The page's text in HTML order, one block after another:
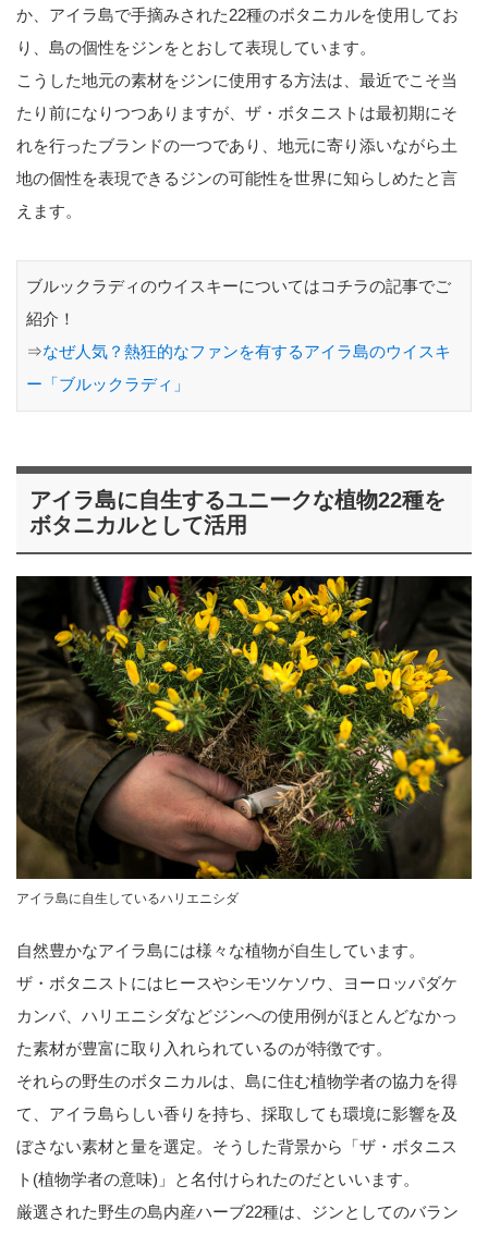
か、アイラ島で手摘みされた22種のボタニカルを使用してお
り、島の個性をジンをとおして表現しています。
こうした地元の素材をジンに使用する方法は、最近でこそ当
たり前になりつつありますが、ザ・ボタニストは最初期にそ
れを行ったブランドの一つであり、地元に寄り添いながら土
地の個性を表現できるジンの可能性を世界に知らしめたと言
えます。
ブルックラディのウイスキーについてはコチラの記事でご
紹介！
⇒なぜ人気？熱狂的なファンを有するアイラ島のウイスキ
ー「ブルックラディ」
アイラ島に自生するユニークな植物22種を
ボタニカルとして活用
アイラ島に自生しているハリエニシダ
自然豊かなアイラ島には様々な植物が自生しています。
ザ・ボタニストにはヒースやシモツケソウ、ヨーロッパダケ
カンバ、ハリエニシダなどジンへの使用例がほとんどなかっ
た素材が豊富に取り入れられているのが特徴です。
それらの野生のボタニカルは、島に住む植物学者の協力を得
て、アイラ島らしい香りを持ち、採取しても環境に影響を及
ぼさない素材と量を選定。そうした背景から「ザ・ボタニス
ト(植物学者の意味)」と名付けられたのだといいます。
厳選された野生の島内産ハーブ22種は、ジンとしてのバラン